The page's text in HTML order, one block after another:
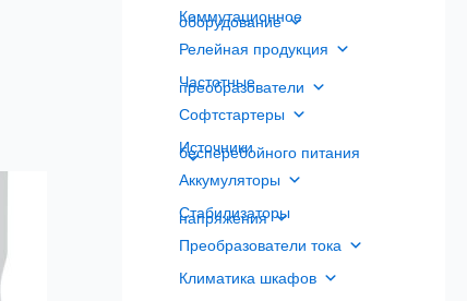
Коммутационное
оборудование
Релейная продукция
Частотные
преобразователи
Софтстартеры
Источники
бесперебойного питания
Аккумуляторы
Стабилизаторы
напряжения
Преобразователи тока
Климатика шкафов